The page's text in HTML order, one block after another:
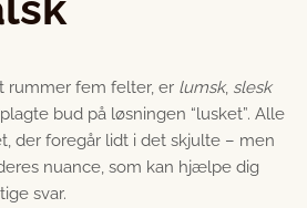
rummer fem felter, er lumsk, slesk
bud på løsningen “lusket”. Alle
der foregår lidt i det skjulte – men
nuance, som kan hjælpe dig
svar.